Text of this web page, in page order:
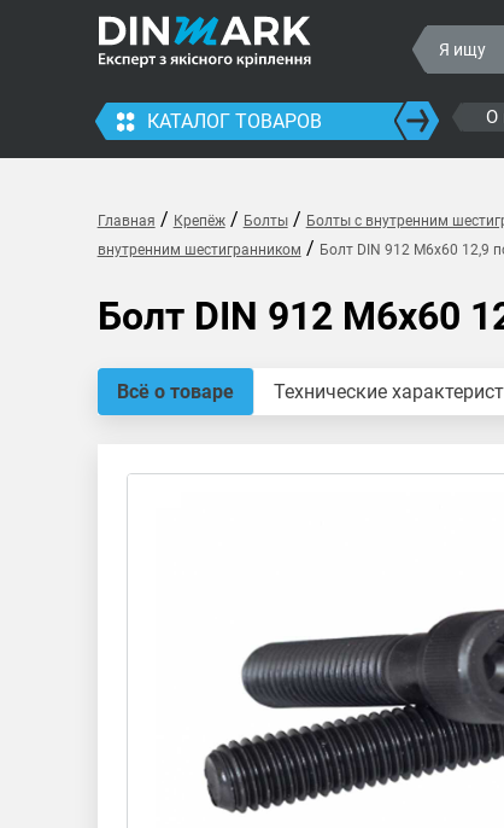
КАТАЛОГ ТОВАРОВ О
Главная / Крепёж/ Болты/ Болты с внутренним
внутренним шестигранником / Болт DIN 912 M6x60 12,9
Болт DIN 912 M6x60
Всё о товаре Технические